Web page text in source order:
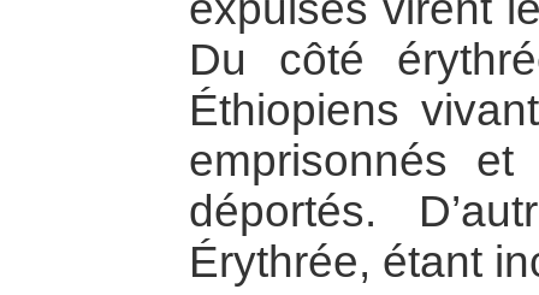
Du côté
Éthiopiens
emprisonnés
déportés.
Érythrée, étant